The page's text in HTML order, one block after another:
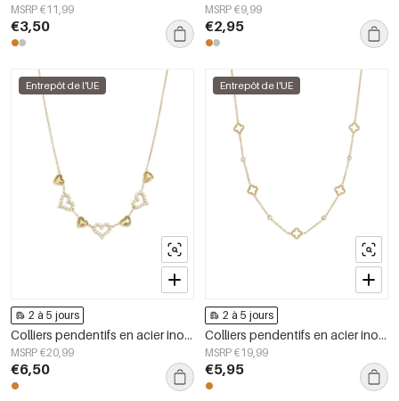
MSRP €11,99
€3,50
MSRP €9,99
€2,95
Entrepôt de l'UE
2 à 5 jours
Colliers pendentifs en acier inoxydable en forme de cœur, collection Daily Simple, bijoux pour femmes
MSRP €20,99
€6,50
Entrepôt de l'UE
2 à 5 jours
Colliers pendentifs en acier inoxydable Clover, collection Daily Simple, bijoux pour femmes
MSRP €19,99
€5,95